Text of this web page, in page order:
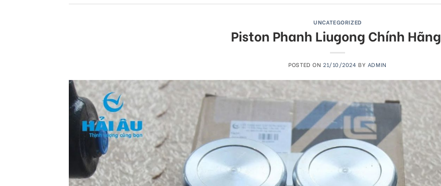
UNCATEGORIZED
Piston Phanh Liugong Chính Hãng
POSTED ON 21/10/2024 BY ADMIN